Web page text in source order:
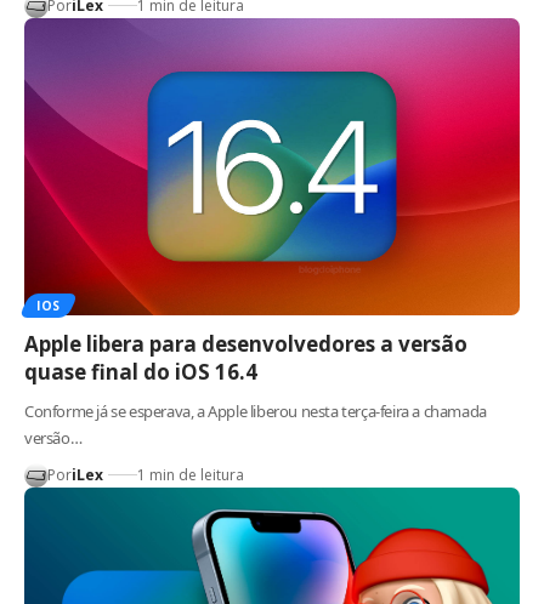
PoriLex 1 min de leitura
IOS
Apple libera para desenvolvedores a versão
quase final do iOS 16.4
Conforme já se esperava, a Apple liberou nesta terça-feira a chamada
versão…
PoriLex 1 min de leitura